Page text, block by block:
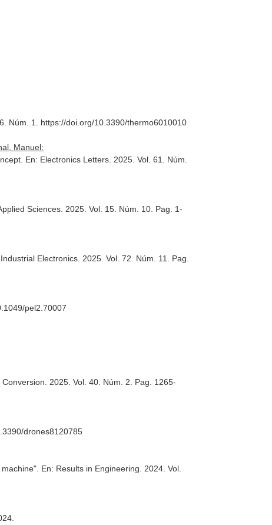
6. Núm. 1. https://doi.org/10.3390/thermo6010010
Manuel:
En: Electronics Letters . 2025. Vol. 61. Núm.
Sciences . 2025. Vol. 15. Núm. 10. Pag. 1-
Electronics . 2025. Vol. 72. Núm. 11. Pag.
pel2.70007
Conversion . 2025. Vol. 40. Núm. 2. Pag. 1265-
drones8120785
En: Results in Engineering . 2024. Vol.